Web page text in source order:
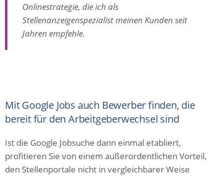
Onlinestrategie, die ich als
Stellenanzeigenspezialist meinen Kunden seit
Jahren empfehle.
Mit Google Jobs auch Bewerber finden, die
bereit für den Arbeitgeberwechsel sind
Ist die Google Jobsuche dann einmal etabliert,
profitieren Sie von einem außerordentlichen Vorteil,
den Stellenportale nicht in vergleichbarer Weise